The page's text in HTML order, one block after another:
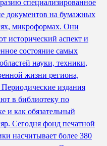
специализированное
документов на бумажных
микроформах. Они
исторический аспект и
состояние самых
науки, техники,
жизни региона,
издания
в библиотеку по
и как обязательный
Сегодня фонд печатной
насчитывает более 380